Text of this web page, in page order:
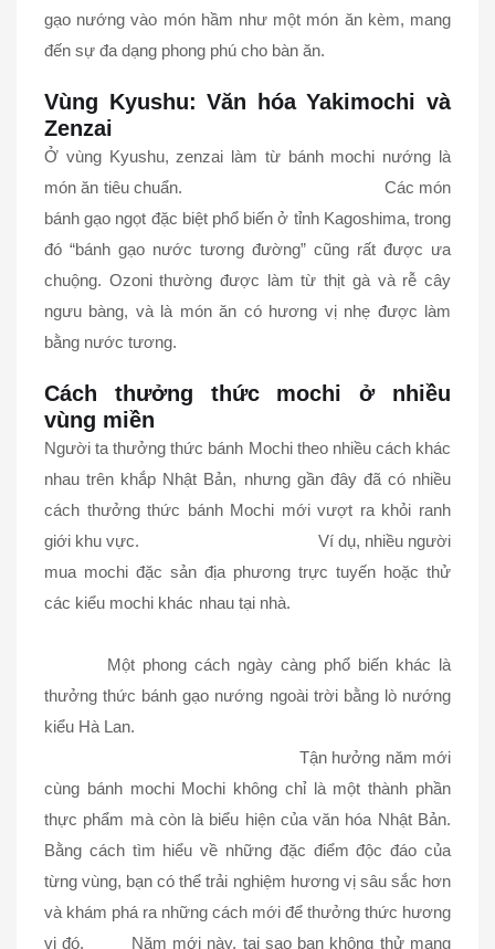
gạo nướng vào món hầm như một món ăn kèm, mang
đến sự đa dạng phong phú cho bàn ăn.
Vùng Kyushu: Văn hóa Yakimochi và
Zenzai
Ở vùng Kyushu, zenzai làm từ bánh mochi nướng là
món ăn tiêu chuẩn. Các món
bánh gạo ngọt đặc biệt phổ biến ở tỉnh Kagoshima, trong
đó “bánh gạo nước tương đường” cũng rất được ưa
chuộng. Ozoni thường được làm từ thịt gà và rễ cây
ngưu bàng, và là món ăn có hương vị nhẹ được làm
bằng nước tương.
Cách thưởng thức mochi ở nhiều
vùng miền
Người ta thưởng thức bánh Mochi theo nhiều cách khác
nhau trên khắp Nhật Bản, nhưng gần đây đã có nhiều
cách thưởng thức bánh Mochi mới vượt ra khỏi ranh
giới khu vực. Ví dụ, nhiều người
mua mochi đặc sản địa phương trực tuyến hoặc thử
các kiểu mochi khác nhau tại nhà.
Một phong cách ngày càng phổ biến khác là
thưởng thức bánh gạo nướng ngoài trời bằng lò nướng
kiểu Hà Lan.
Tận hưởng năm mới
cùng bánh mochi Mochi không chỉ là một thành phần
thực phẩm mà còn là biểu hiện của văn hóa Nhật Bản.
Bằng cách tìm hiểu về những đặc điểm độc đáo của
từng vùng, bạn có thể trải nghiệm hương vị sâu sắc hơn
và khám phá ra những cách mới để thưởng thức hương
vị đó. Năm mới này, tại sao bạn không thử mang